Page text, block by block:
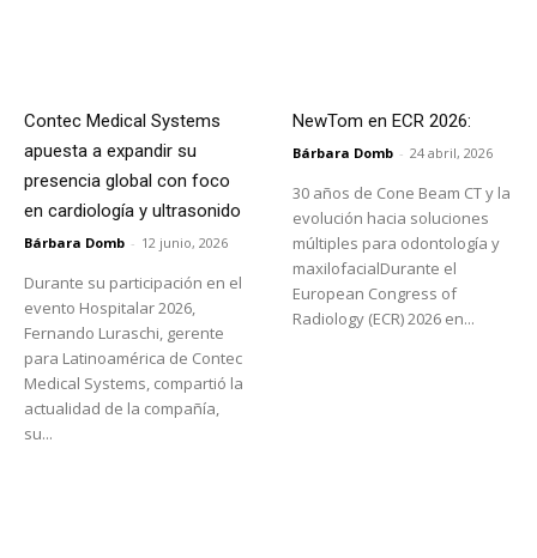
Contec Medical Systems
apuesta a expandir su
presencia global con foco
en cardiología y ultrasonido
Bárbara Domb - 12 junio, 2026
Durante su participación en el
evento Hospitalar 2026,
Fernando Luraschi, gerente
para Latinoamérica de Contec
Medical Systems, compartió la
actualidad de la compañía,
su...
NewTom en ECR 2026:
Bárbara Domb - 24 abril, 2026
30 años de Cone Beam CT y la
evolución hacia soluciones
múltiples para odontología y
maxilofacialDurante el
European Congress of
Radiology (ECR) 2026 en...